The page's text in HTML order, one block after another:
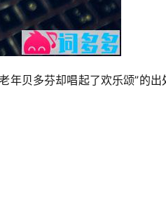
年贝多芬却唱起了欢乐颂”的出